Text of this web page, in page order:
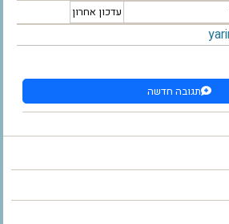
עדכון אחרון
תגובה חדשה